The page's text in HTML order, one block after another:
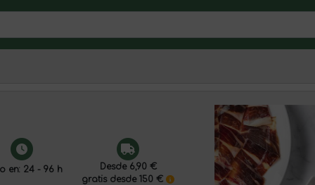
en: 24 - 96 h
Desde 6,90 €
gratis desde 150 €